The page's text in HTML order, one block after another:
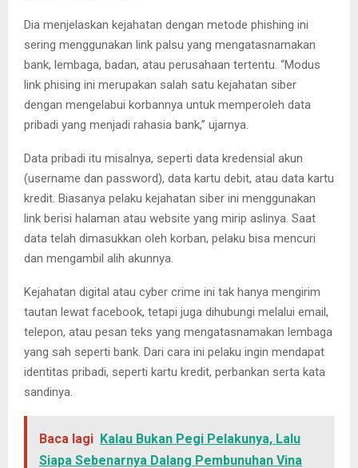
Dia menjelaskan kejahatan dengan metode phishing ini
sering menggunakan link palsu yang mengatasnamakan
bank, lembaga, badan, atau perusahaan tertentu. “Modus
link phising ini merupakan salah satu kejahatan siber
dengan mengelabui korbannya untuk memperoleh data
pribadi yang menjadi rahasia bank,” ujarnya.
Data pribadi itu misalnya, seperti data kredensial akun
(username dan password), data kartu debit, atau data kartu
kredit. Biasanya pelaku kejahatan siber ini menggunakan
link berisi halaman atau website yang mirip aslinya. Saat
data telah dimasukkan oleh korban, pelaku bisa mencuri
dan mengambil alih akunnya.
Kejahatan digital atau cyber crime ini tak hanya mengirim
tautan lewat facebook, tetapi juga dihubungi melalui email,
telepon, atau pesan teks yang mengatasnamakan lembaga
yang sah seperti bank. Dari cara ini pelaku ingin mendapat
identitas pribadi, seperti kartu kredit, perbankan serta kata
sandinya.
Baca lagi Kalau Bukan Pegi Pelakunya, Lalu
Siapa Sebenarnya Dalang Pembunuhan Vina